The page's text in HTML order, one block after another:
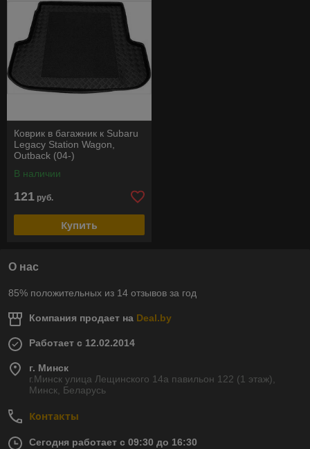
Коврик в багажник к Subaru
Legacy Station Wagon,
Outback (04-)
В наличии
121 руб.
Купить
О нас
85% положительных из 14 отзывов за год
Компания продает на Deal.by
Работает с 12.02.2014
г. Минск
г.Минск улица Лещинского 14а павильон 122 (1 этаж),
Минск, Беларусь
Контакты
Сегодня работает с 09:30 до 16:30